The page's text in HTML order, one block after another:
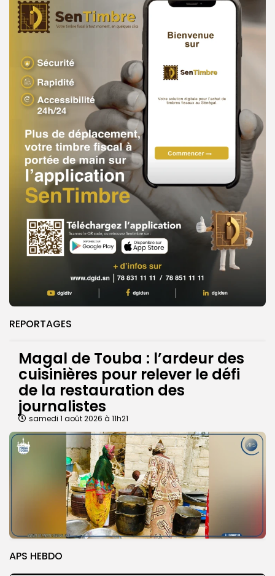
REPORTAGES
Magal de Touba : l’ardeur des
cuisinières pour relever le défi
de la restauration des
journalistes
samedi 1 août 2026 à 11h21
APS HEBDO